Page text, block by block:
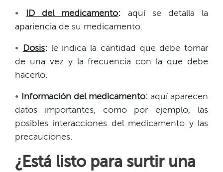
•​​ ID del medicamento: aquí se detalla la
apariencia de su medicamento.​​
•​​ Dosis: le indica la cantidad que debe tomar
de una vez y la frecuencia con la que debe
hacerlo.​​
•​​ Información del medicamento: aquí aparecen
datos importantes, como por ejemplo, las
posibles interacciones del medicamento y las
precauciones.​​
¿Está listo para surtir una